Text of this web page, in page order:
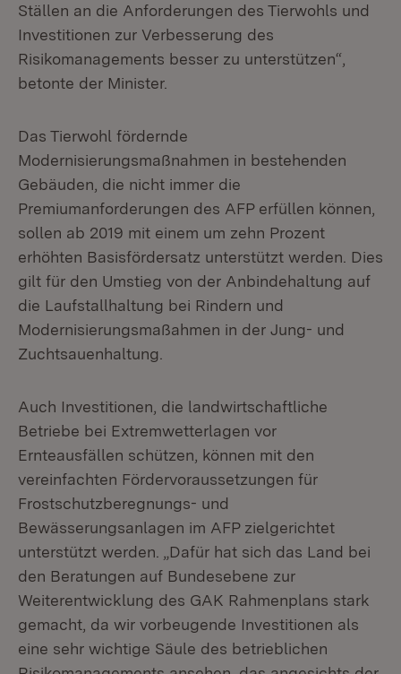
Ställen an die Anforderungen des Tierwohls und
Investitionen zur Verbesserung des
Risikomanagements besser zu unterstützen“,
betonte der Minister.
Das Tierwohl fördernde
Modernisierungsmaßnahmen in bestehenden
Gebäuden, die nicht immer die
Premiumanforderungen des AFP erfüllen können,
sollen ab 2019 mit einem um zehn Prozent
erhöhten Basisfördersatz unterstützt werden. Dies
gilt für den Umstieg von der Anbindehaltung auf
die Laufstallhaltung bei Rindern und
Modernisierungsmaßahmen in der Jung- und
Zuchtsauenhaltung.
Auch Investitionen, die landwirtschaftliche
Betriebe bei Extremwetterlagen vor
Ernteausfällen schützen, können mit den
vereinfachten Fördervoraussetzungen für
Frostschutzberegnungs- und
Bewässerungsanlagen im AFP zielgerichtet
unterstützt werden. „Dafür hat sich das Land bei
den Beratungen auf Bundesebene zur
Weiterentwicklung des GAK Rahmenplans stark
gemacht, da wir vorbeugende Investitionen als
eine sehr wichtige Säule des betrieblichen